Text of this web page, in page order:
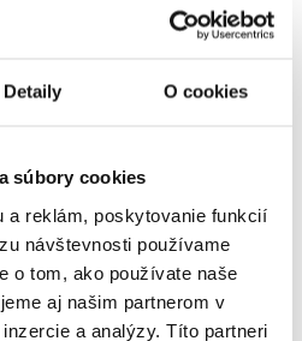
Detaily O cookies
súbory cookies
a reklám, poskytovanie funkcií
návštevnosti používame
o tom, ako používate naše
aj našim partnerom v
a analýzy. Títo partneri
15 mg, 30 kapsúl
Na sklade